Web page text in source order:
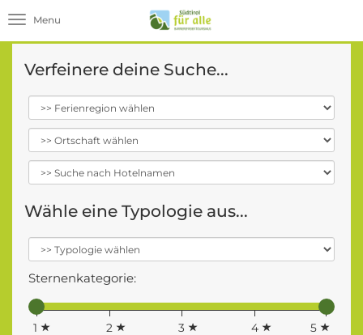
Toggle navigation
Verfeinere deine Suche...
Wähle eine Typologie aus...
Sternenkategorie:
1 2 3 4 5